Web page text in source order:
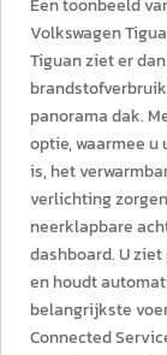
Een toonbeeld
Volkswagen
Tiguan ziet er
panorama dak.
optie, waarmee
is, het
verlichting
neerklapbare
dashboard. U
en houdt
belangrijkste
Connected